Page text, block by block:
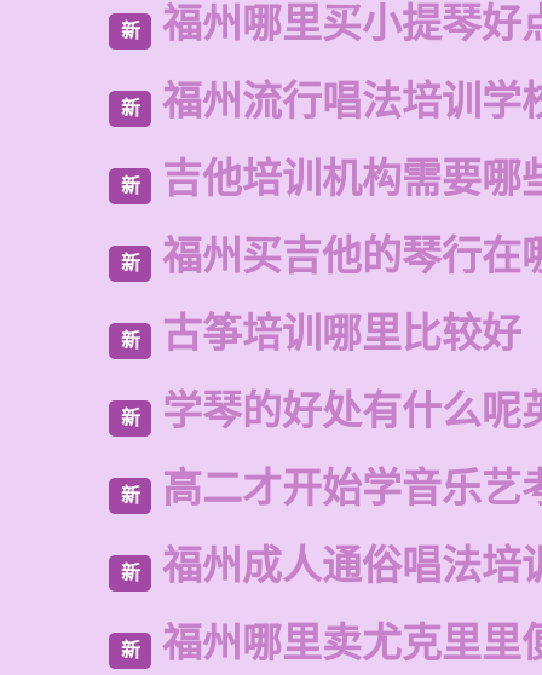
新 福州哪里买小提琴好
新 福州流行唱法培训学
新 吉他培训机构需要哪
新 福州买吉他的琴行在
新 古筝培训哪里比较好
新 学琴的好处有什么呢
新 高二才开始学音乐艺
新 福州成人通俗唱法培
新 福州哪里卖尤克里里